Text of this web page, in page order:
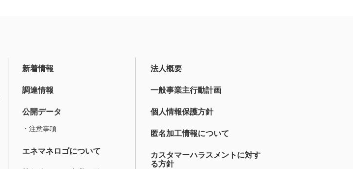
新着情報
調達情報
公開データ
・注意事項
エネマネロゴについて
法人概要
一般事業主行動計画
個人情報保護方針
匿名加工情報について
カスタマーハラスメントに対す
る方針